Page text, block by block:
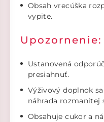
Obsah vrecúška
vypite.
Upozornenie:
Ustanovená
presiahnuť.
Výživový doplnok
náhrada rozmanitej
Obsahuje cukor a